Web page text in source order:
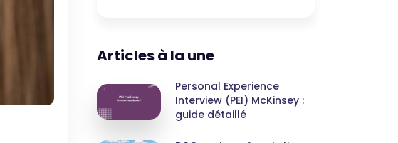
Articles à la une
Personal Experience
Interview (PEI) McKinsey :
guide détaillé